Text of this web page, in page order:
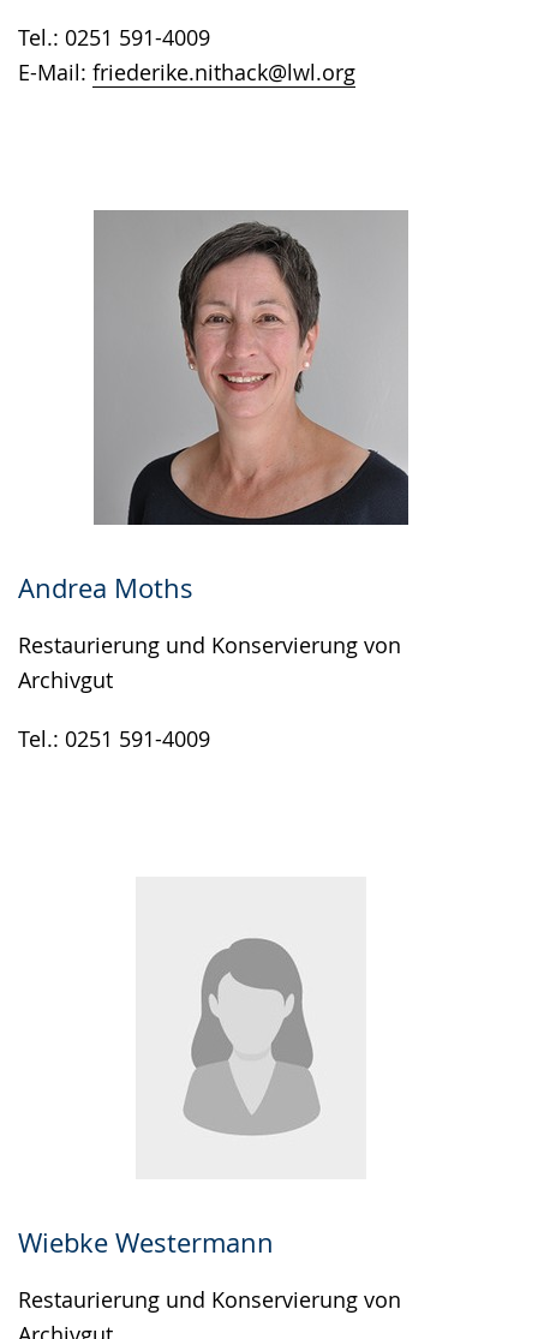
Tel.: 0251 591-4009
E-Mail: friederike.nithack@lwl.org
Andrea Moths
Restaurierung und Konservierung von
Archivgut
Tel.: 0251 591-4009
Wiebke Westermann
Restaurierung und Konservierung von